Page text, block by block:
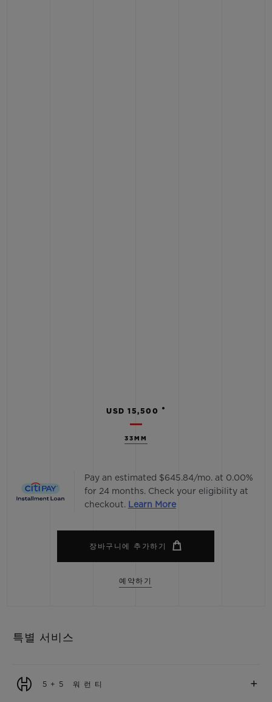
33MM
USD 15,500 •
Pay an estimated $645.84/mo. at 0.00%
for 24 months. Check your eligibility at
checkout. Learn More
장바구니에 추가하기
예약하기
특별 서비스
5+5 워런티 +